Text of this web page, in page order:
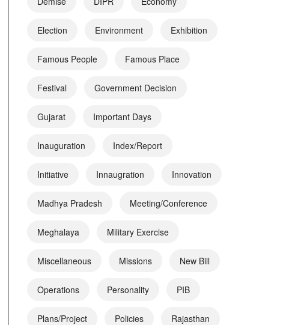
Election Environment Exhibition
Famous People Famous Place
Festival Government Decision
Gujarat Important Days
Inauguration Index/Report
Initiative Innaugration Innovation
Madhya Pradesh Meeting/Conference
Meghalaya Military Exercise
Miscellaneous Missions New Bill
Operations Personality PIB
Plans/Project Policies Rajasthan